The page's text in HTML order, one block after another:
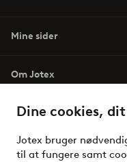
Dine cookies,
Jotex bruger
til at fungere samt
Mine sider
Om Jotex
Vilkår
Venner